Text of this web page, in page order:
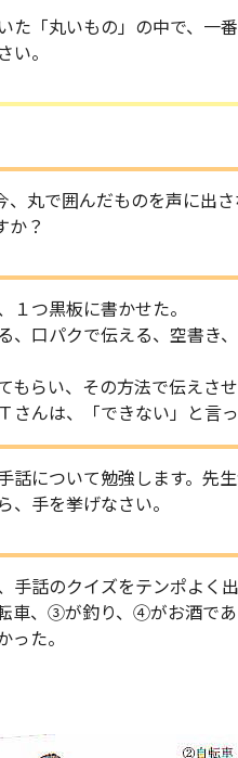
た「丸いもの」の中で、一
い。
、丸で囲んだものを声に出
か？
１つ黒板に書かせた。
口パクで伝える、空書き
らい、その方法で伝えさせ
んは、「できない」と言っ
話について勉強します。先
、手を挙げなさい。
手話のクイズをテンポよく
、③が釣り、④がお酒であ
った。